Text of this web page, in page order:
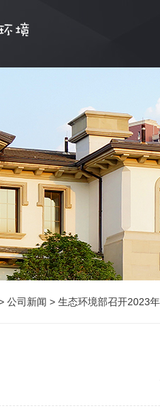
公司新闻 > 生态环境部召开2023